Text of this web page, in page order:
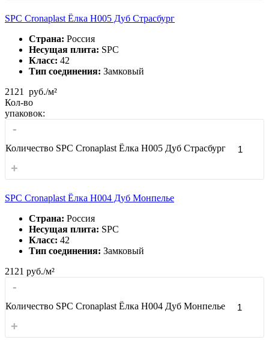
SPC Cronaplast Ёлка H005 Дуб Страсбург
Страна: Россия
Несущая плита: SPC
Класс: 42
Тип соединения: Замковый
2121
руб./м²
Кол-во
упаковок:
-
Количество SPC Cronaplast Ёлка H005 Дуб Страсбург
+
SPC Cronaplast Ёлка H004 Дуб Монпелье
Страна: Россия
Несущая плита: SPC
Класс: 42
Тип соединения: Замковый
2121 руб./м²
-
Количество SPC Cronaplast Ёлка H004 Дуб Монпелье
+